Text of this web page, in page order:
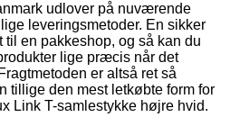
udlover på nuværende
leveringsmetoder. En sikker
til en pakkeshop, og så kan du
lige præcis når det
er altså ret så
tillige den mest letkøbte form for
Link T-samlestykke højre hvid.